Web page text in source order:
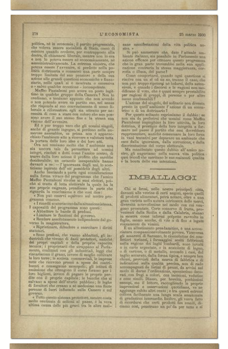
In collections
L'economista
L'economista: gazzetta settimanale di scienza economica, finanza,
commercio, banchi, ferrovie e degli interessi privati - A.27 (1900)
n.1351, 25 marzo
Creator:
Cesare Billi
Publisher:
Firenze. Tipografia dei Fratelli Bencini
1900